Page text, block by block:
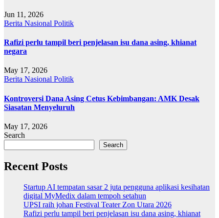
Jun 11, 2026
Berita Nasional Politik
Rafizi perlu tampil beri penjelasan isu dana asing, khianat
negara
May 17, 2026
Berita Nasional Politik
Kontroversi Dana Asing Cetus Kebimbangan: AMK Desak
Siasatan Menyeluruh
May 17, 2026
Search
Search
Recent Posts
Startup AI tempatan sasar 2 juta pengguna aplikasi kesihatan
digital MyMedix dalam tempoh setahun
UPSI raih johan Festival Teater Zon Utara 2026
Rafizi perlu tampil beri penjelasan isu dana asing, khianat